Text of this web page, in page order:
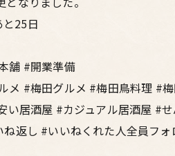
25日
舗 #開業準備
メ #梅田グルメ #梅田鳥料理 #
い居酒屋 #カジュアル居酒屋 #
返し #いいねくれた人全員フ